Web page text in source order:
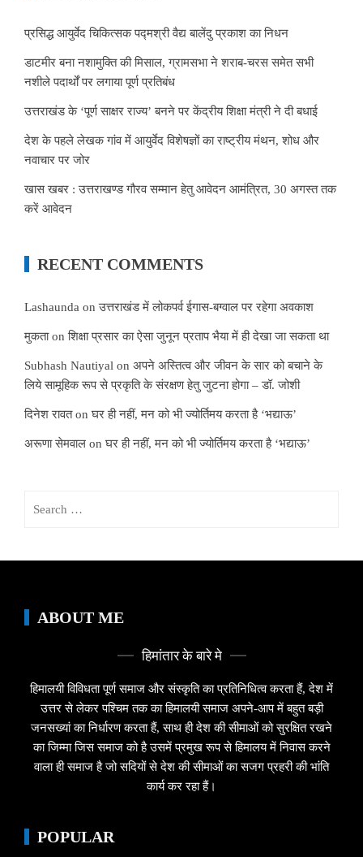
प्रसिद्ध आयुर्वेद चिकित्सक पद्मश्री वैद्य बालेंदु प्रकाश का निधन
डाटमीर बना नशामुक्ति की मिसाल, ग्रामसभा ने शराब-चरस समेत सभी
नशीले पदार्थों पर लगाया पूर्ण प्रतिबंध
उत्तराखंड के ‘पूर्ण साक्षर राज्य’ बनने पर केंद्रीय शिक्षा मंत्री ने दी बधाई
देश के पहले लेखक गांव में आयुर्वेद विशेषज्ञों का राष्ट्रीय मंथन, शोध और
नवाचार पर जोर
खास खबर : उत्तराखण्ड गौरव सम्मान हेतु आवेदन आमंत्रित, 30 अगस्त तक
करें आवेदन
RECENT COMMENTS
Lashaunda onउत्तराखंड में लोकपर्व ईगास-बग्वाल पर रहेगा अवकाश
मुकताonशिक्षा प्रसार का ऐसा जुनून प्रताप भैया में ही देखा जा सकता था
Subhash Nautiyal on अपने अस्तित्व और जीवन के सार को बचाने के
लिये सामूहिक रूप से प्रकृति के संरक्षण हेतु जुटना होगा – डॉ. जोशी
दिनेश रावतonघर ही नहीं, मन को भी ज्योर्तिमय करता है ‘भद्याऊ’
अरूणा सेमवाल onघर ही नहीं, मन को भी ज्योर्तिमय करता है ‘भद्याऊ’
ABOUT ME
हिमांतार के बारे मे
हिमालयी विविधता पूर्ण समाज और संस्कृति का प्रतिनिधित्व करता हैं, देश में
उत्तर से लेकर पश्चिम तक का हिमालयी समाज अपने-आप में बहुत बड़ी
जनसख्यां का निर्धारण करता हैं, साथ ही देश की सीमाओं को सुरक्षित रखने
का जिम्मा जिस समाज को है उसमें प्रमुख रूप से हिमालय में निवास करने
वाला ही समाज है जो सदियों से देश की सीमाओं का सजग प्रहरी की भांति
कार्य कर रहा हैं।
POPULAR